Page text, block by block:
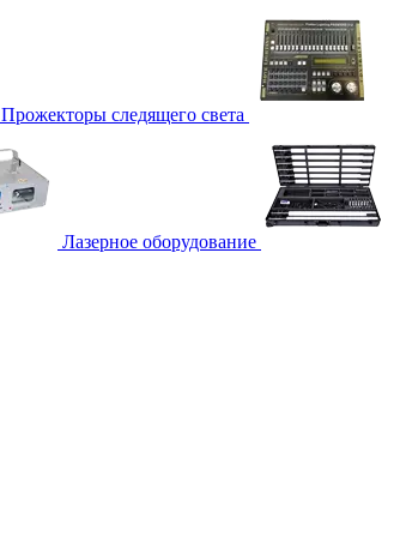
Прожекторы следящего света
Лазерное оборудование